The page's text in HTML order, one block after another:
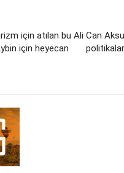
için atılan bu
için heyecan
Ali Can